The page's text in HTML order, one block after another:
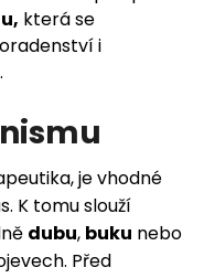
která se
i
je vhodné
K tomu slouží
dubu, buku nebo
Před